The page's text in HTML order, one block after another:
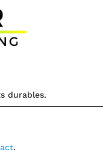
durables.
.